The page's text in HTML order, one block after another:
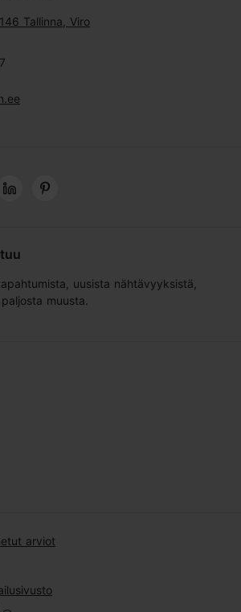
Tallinna, Viro
uusista nähtävyyksistä,
muusta.
arviot